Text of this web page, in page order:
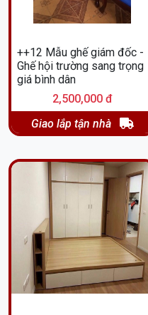
++12 Mẫu ghế giám đốc -
Ghế hội trường sang trọng
giá bình dân
2,500,000 đ
Giao lắp tận nhà